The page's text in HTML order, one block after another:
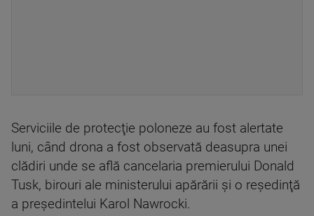
Serviciile de protecţie poloneze au fost alertate
luni, când drona a fost observată deasupra unei
clădiri unde se află cancelaria premierului Donald
Tusk, birouri ale ministerului apărării şi o reşedinţă
a preşedintelui Karol Nawrocki.